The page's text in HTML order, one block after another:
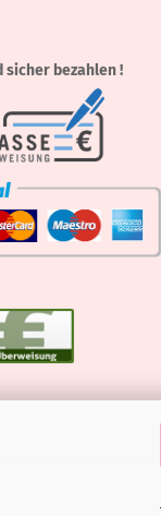
sicher bezahlen !